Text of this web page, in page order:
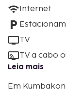
Internet
TV
TV a cabo
Leia mais
Em